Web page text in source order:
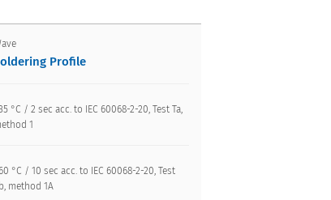
Profile
°C / 2 sec acc. to IEC 60068-2-20, Test Ta,
1
°C / 10 sec acc. to IEC 60068-2-20, Test
method 1A